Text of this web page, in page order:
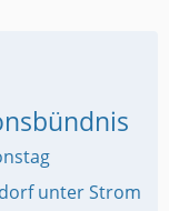
unter Strom